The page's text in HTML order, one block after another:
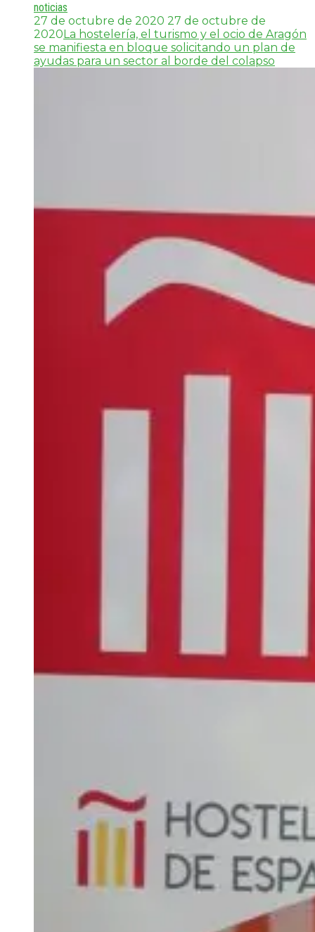
noticias
27 de octubre de 2020 27 de octubre de
2020 La hostelería, el turismo y el ocio de Aragón
se manifiesta en bloque solicitando un plan de
ayudas para un sector al borde del colapso